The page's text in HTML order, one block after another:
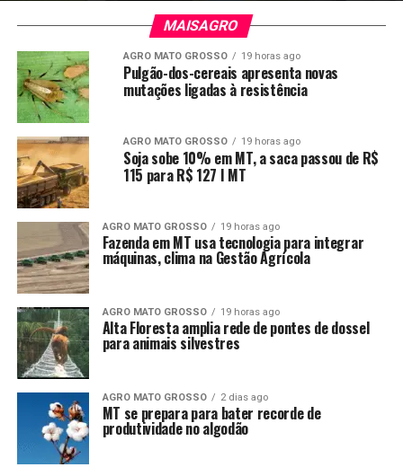
MAISAGRO
AGRO MATO GROSSO 19 horas ago
Pulgão-dos-cereais apresenta novas
mutações ligadas à resistência
AGRO MATO GROSSO 19 horas ago
Soja sobe 10% em MT, a saca passou de R$
115 para R$ 127 I MT
AGRO MATO GROSSO 19 horas ago
Fazenda em MT usa tecnologia para integrar
máquinas, clima na Gestão Agrícola
AGRO MATO GROSSO 19 horas ago
Alta Floresta amplia rede de pontes de dossel
para animais silvestres
AGRO MATO GROSSO 2 dias ago
MT se prepara para bater recorde de
produtividade no algodão